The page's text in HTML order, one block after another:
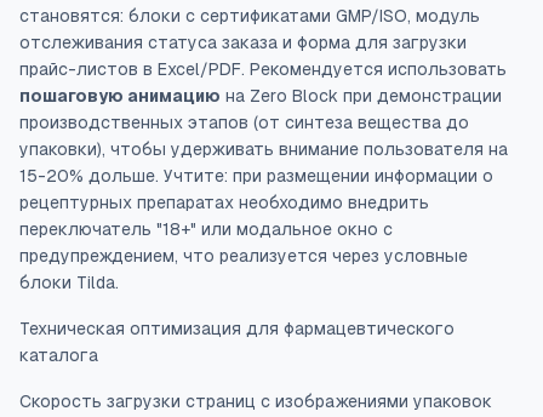
становятся: блоки с сертификатами GMP/ISO, модуль
отслеживания статуса заказа и форма для загрузки
прайс-листов в Excel/PDF. Рекомендуется использовать
пошаговую анимацию на Zero Block при демонстрации
производственных этапов (от синтеза вещества до
упаковки), чтобы удерживать внимание пользователя на
15-20% дольше. Учтите: при размещении информации о
рецептурных препаратах необходимо внедрить
переключатель "18+" или модальное окно с
предупреждением, что реализуется через условные
блоки Tilda.
Техническая оптимизация для фармацевтического
каталога
Скорость загрузки страниц с изображениями упаковок